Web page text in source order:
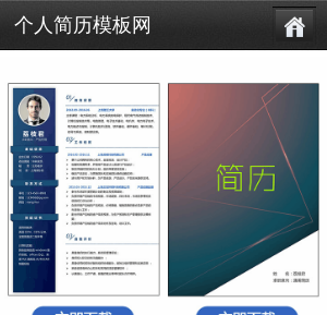
个人简历模板网